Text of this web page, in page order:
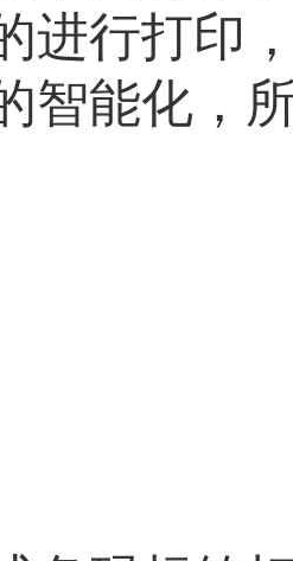
进行打印
智能化，